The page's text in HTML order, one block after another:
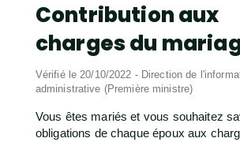
Contribution aux
charges du
Vérifié le 20/10/2022 - Direction de
administrative (Première ministre)
Vous êtes mariés et vous souhaitez
obligations de chaque époux aux